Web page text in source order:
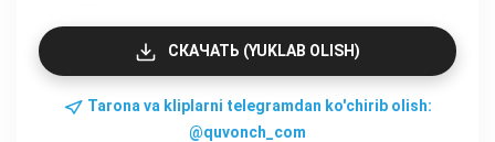
СКАЧАТЬ (YUKLAB OLISH)
Tarona va kliplarni telegramdan ko'chirib olish:
@quvonch_com